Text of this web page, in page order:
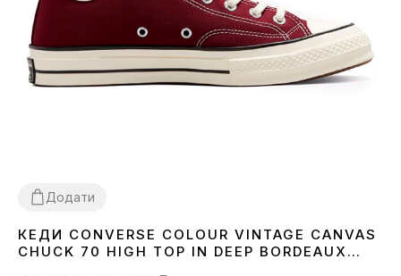
Додати
36373839 40 41424344
КЕДИ CONVERSE COLOUR VINTAGE CANVAS
CHUCK 70 HIGH TOP IN DEEP BORDEAUX